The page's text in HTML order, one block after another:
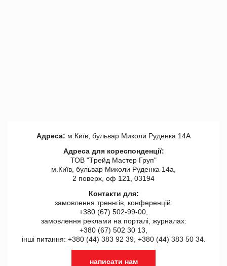
Адреса: м.Київ, бульвар Миколи Руденка 14А
Адреса для кореспонденції:
ТОВ "Tрейд Мастер Груп"
м.Київ, бульвар Миколи Руденка 14а,
2 поверх, оф 121, 03194
Контакти для:
замовлення треннгів, конференцій:
+380 (67) 502-99-00,
замовлення реклами на порталі, журналах:
+380 (67) 502 30 13,
інші питання: +380 (44) 383 92 39, +380 (44) 383 50 34.
написати нам